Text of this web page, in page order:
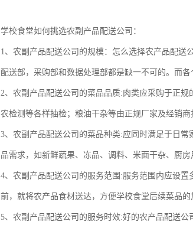
学校食堂如何挑选农副产品配送公司：
1、农副产品配送公司的规模：怎么选择农产品配送
配送部，采购部和数据处理部都是缺一不可的。而
2、农副产品配送公司的菜品品质:肉类应采购于正
农检测等各样抽检；粮油干杂等由正规厂家及经销
3、农副产品配送公司的菜品种类:应同时满足于日
品需求，如新鲜蔬果、冻品、调料、米面干杂、厨房
4、农副产品配送公司的服务范围:服务范围内应设
前，就将农产品食材送达，方便学校食堂后续菜品的
5、农副产品配送公司的服务时效:好的农产品配送